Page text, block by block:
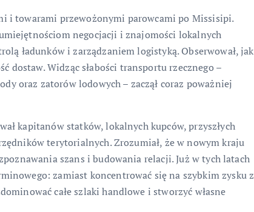
i towarami przewożonymi parowcami po Missisipi.
negocjacji i znajomości lokalnych
ładunków i zarządzaniem logistyką. Obserwował, jak
Widząc słabości transportu rzecznego –
oraz zatorów lodowych – zaczął coraz poważniej
kapitanów statków, lokalnych kupców, przyszłych
terytorialnych. Zrozumiał, że w nowym kraju
szans i budowania relacji. Już w tych latach
zamiast koncentrować się na szybkim zysku z
całe szlaki handlowe i stworzyć własne